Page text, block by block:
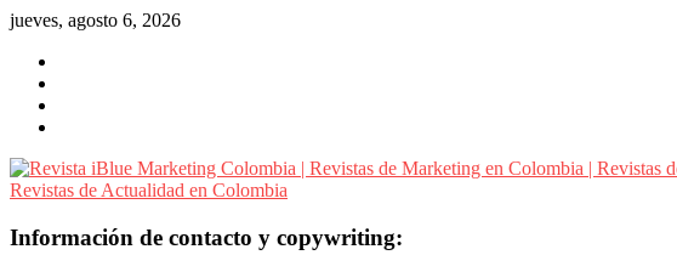
Saltar
contenido
jueves, agosto 6, 2026
Revista
Información de contacto y copywriting: